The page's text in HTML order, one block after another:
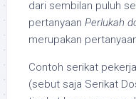
dari sembilan puluh
pertanyaan Perlukah
merupakan
Contoh serikat
(sebut saja Serikat